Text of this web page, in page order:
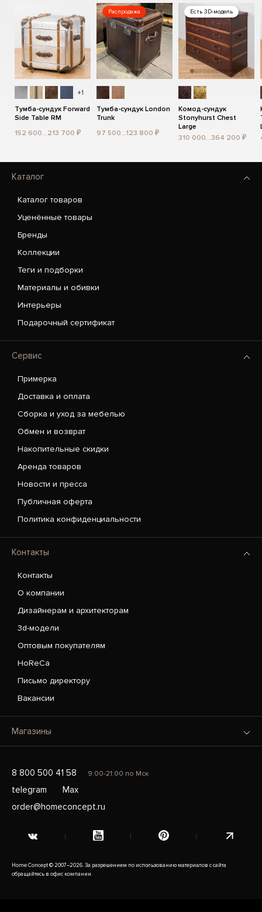
+1
Тумба-сундук Forward
Side Table RM
152 600...213 700 ₽
Распродажа
Тумба-сундук London
Trunk
97 500...123 800 ₽
Есть 3D-модель
Комод-сундук
Stonyhurst Chest
Large
310 000...364 200 ₽
Каталог
Каталог товаров
Уценённые товары
Бренды
Коллекции
Теги и подборки
Материалы и обивки
Интерьеры
Подарочный сертификат
Сервис
Примерка
Доставка и оплата
Сборка и уход за мебелью
Обмен и возврат
Накопительные скидки
Аренда товаров
Новости и пресса
Публичная оферта
Политика конфиденциальности
Контакты
Контакты
О компании
Дизайнерам и архитекторам
3d-модели
Оптовым покупателям
HoReCa
Письмо директору
Вакансии
Магазины
8 800 500 41 58 9:00-21:00 по Мск
telegram
Max
order@homeconcept.ru
Home Concept © 2007–2026. За разрешением по использованию материалов с сайта
обращайтесь в офис компании.